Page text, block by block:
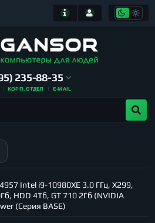
235-88-35
КОРП. ОТДЕЛ E-MAIL
Intel i9-10980XE 3.0 ГГц, X299,
HDD 4Тб, GT 710 2Гб (NVIDIA
(Серия BASE)